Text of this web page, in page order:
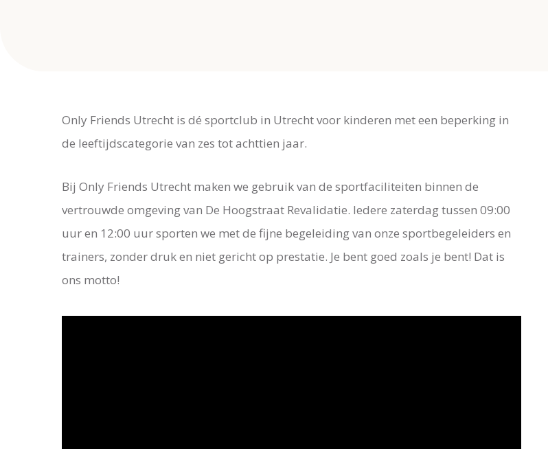
Only Friends Utrecht is dé sportclub in Utrecht voor kinderen met een beperking in
de leeftijdscategorie van zes tot achttien jaar.
Bij Only Friends Utrecht maken we gebruik van de sportfaciliteiten binnen de
vertrouwde omgeving van De Hoogstraat Revalidatie. Iedere zaterdag tussen 09:00
uur en 12:00 uur sporten we met de fijne begeleiding van onze sportbegeleiders en
trainers, zonder druk en niet gericht op prestatie. Je bent goed zoals je bent! Dat is
ons motto!